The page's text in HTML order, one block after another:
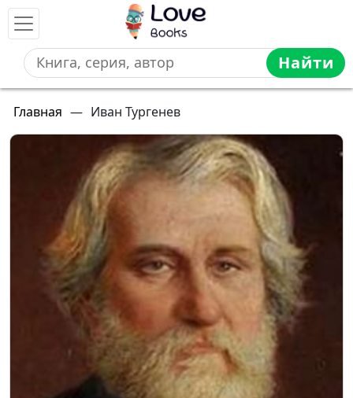
Найти
Главная — Иван Тургенев